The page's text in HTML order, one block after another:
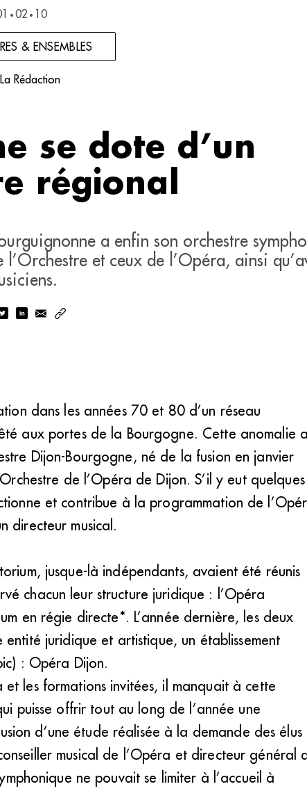
• 02 • 10
& ENSEMBLES
La Rédaction
se dote d’un
régional
a enfin son orchestre
et ceux de l’Opéra, ainsi
dans les années 70 et 80 d’un réseau
aux portes de la Bourgogne. Cette anomalie a
Dijon-Bourgogne, né de la fusion en janvier
de l’Opéra de Dijon. S’il y eut quelques
et contribue à la programmation de
directeur musical.
jusque-là indépendants, avaient été réunis
chacun leur structure juridique : l’Opéra
en régie directe*. L’année dernière, les deux
juridique et artistique, un établissement
: Opéra Dijon.
les formations invitées, il manquait à cette
puisse offrir tout au long de l’année une
d’une étude réalisée à la demande des élus
musical de l’Opéra et directeur général
ne pouvait se limiter à l’accueil à